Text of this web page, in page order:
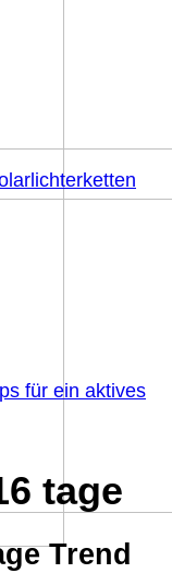
für ein aktives
tage
Trend